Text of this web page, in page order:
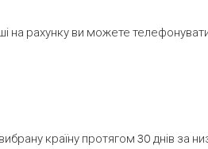
рахунку ви можете телефонувати
країну протягом 30 днів за